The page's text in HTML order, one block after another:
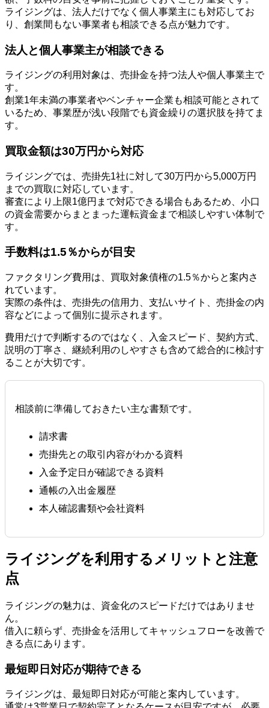
ライジングは、法人だけでなく個人事業主にも対応してお
り、創業間もない事業者も相談できる点が魅力です。
法人と個人事業主が相談できる
ライジングの利用対象は、売掛金を持つ法人や個人事業主で
す。
創業1年未満の事業者やベンチャー企業も相談可能とされて
いるため、事業歴が浅い段階でも資金繰りの選択肢を持てま
す。
買取金額は30万円から対応
ライジングでは、売掛先1社に対して30万円から5,000万円
までの買取に対応しています。
審査により上限1億円まで対応できる場合もあるため、小口
の資金需要からまとまった運転資金まで相談しやすい体制で
す。
手数料は1.5％からが目安
ファクタリング費用は、買取対象債権の1.5％からと案内さ
れています。
実際の条件は、売掛先の信用力、支払いサイト、売掛金の内
容などによって個別に提示されます。
費用だけで判断するのではなく、入金スピード、契約方式、
説明の丁寧さ、継続利用のしやすさも含めて総合的に検討す
ることが大切です。
相談前に準備しておきたい主な書類です。
請求書
売掛先との取引内容がわかる資料
入金予定日が確認できる資料
通帳の入出金履歴
本人確認書類や会社資料
ライジングを利用するメリットと注意
点
ライジングの魅力は、資金化のスピードだけではありませ
ん。
借入に頼らず、売掛金を活用してキャッシュフローを改善で
きる点にあります。
最短即日対応が期待できる
ライジングは、最短即日対応が可能と案内しています。